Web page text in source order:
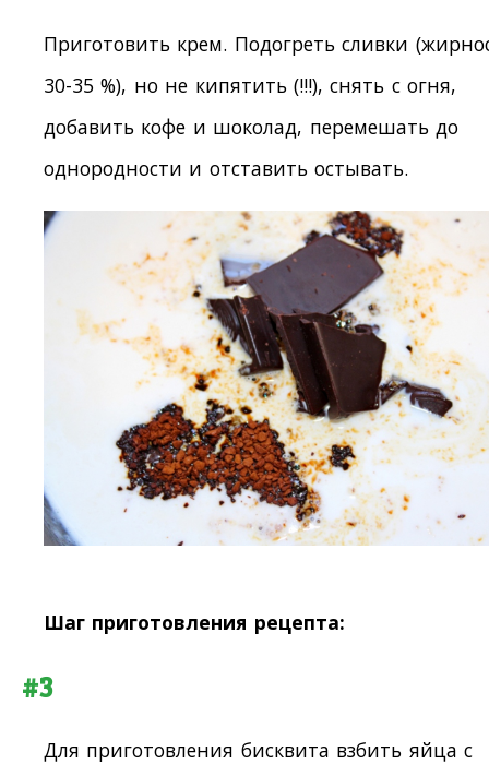
Приготовить крем. Подогреть сливки
30-35 %), но не кипятить (!!!), снять с огня,
добавить кофе и шоколад, перемешать до
однородности и отставить остывать.
Шаг приготовления рецепта:
#3
Для приготовления бисквита взбить яйца с